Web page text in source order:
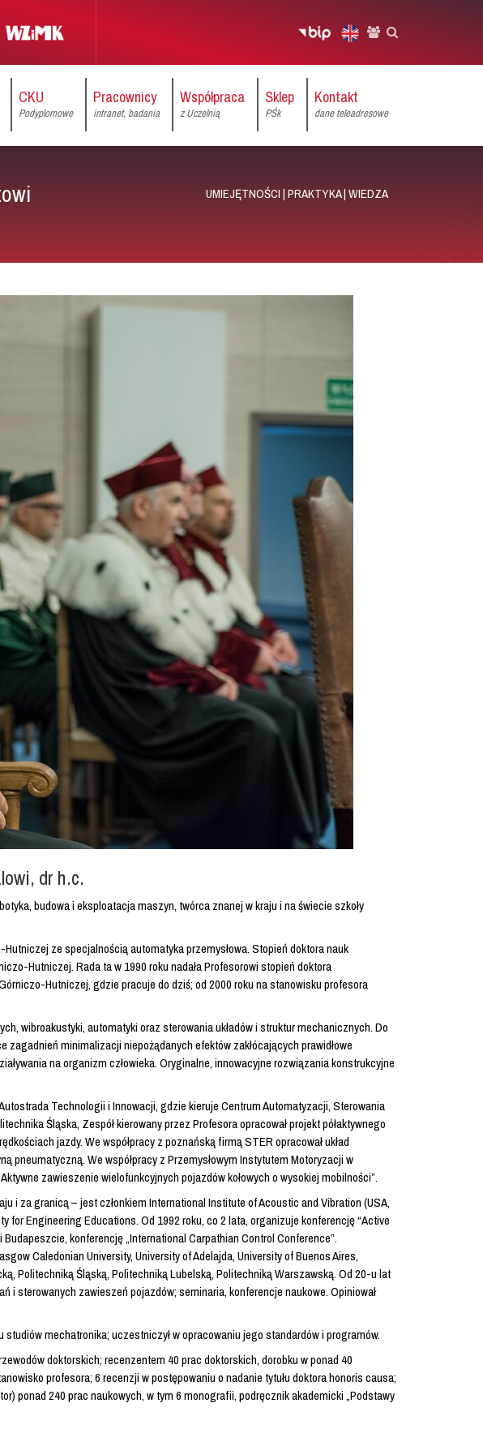
CKU
Podyplomowe
Pracownicy
intranet, badania
Współpraca
z Uczelnią
Sklep
PŚk
Kontakt
dane teleadresowe
UMIEJĘTNOŚCI | PRAKTYKA | WIEDZA
dr h.c.
budowa i eksploatacja maszyn, twórca znanej w kraju i na świecie szkoły
ze specjalnością automatyka przemysłowa. Stopień doktora nauk
Hutniczej. Rada ta w 1990 roku nadała Profesorowi stopień doktora
Hutniczej, gdzie pracuje do dziś; od 2000 roku na stanowisku profesora
wibroakustyki, automatyki oraz sterowania układów i struktur mechanicznych. Do
minimalizacji niepożądanych efektów zakłócających prawidłowe
na organizm człowieka. Oryginalne, innowacyjne rozwiązania konstrukcyjne
Technologii i Innowacji, gdzie kieruje Centrum Automatyzacji, Sterowania
Śląska, Zespół kierowany przez Profesora opracował projekt półaktywnego
jazdy. We współpracy z poznańską firmą STER opracował układ
pneumatyczną. We współpracy z Przemysłowym Instytutem Motoryzacji w
zawieszenie wielofunkcyjnych pojazdów kołowych o wysokiej mobilności”.
i za granicą – jest członkiem International Institute of Acoustic and Vibration (USA,
for Engineering Educations. Od 1992 roku, co 2 lata, organizuje konferencję “Active
konferencję „International Carpathian Control Conference”.
Caledonian University, University of Adelajda, University of Buenos Aires,
Politechniką Śląską, Politechniką Lubelską, Politechniką Warszawską. Od 20-u lat
i sterowanych zawieszeń pojazdów; seminaria, konferencje naukowe. Opiniował
mechatronika; uczestniczył w opracowaniu jego standardów i programów.
doktorskich; recenzentem 40 prac doktorskich, dorobku w ponad 40
profesora; 6 recenzji w postępowaniu o nadanie tytułu doktora honoris causa;
ponad 240 prac naukowych, w tym 6 monografii, podręcznik akademicki „Podstawy